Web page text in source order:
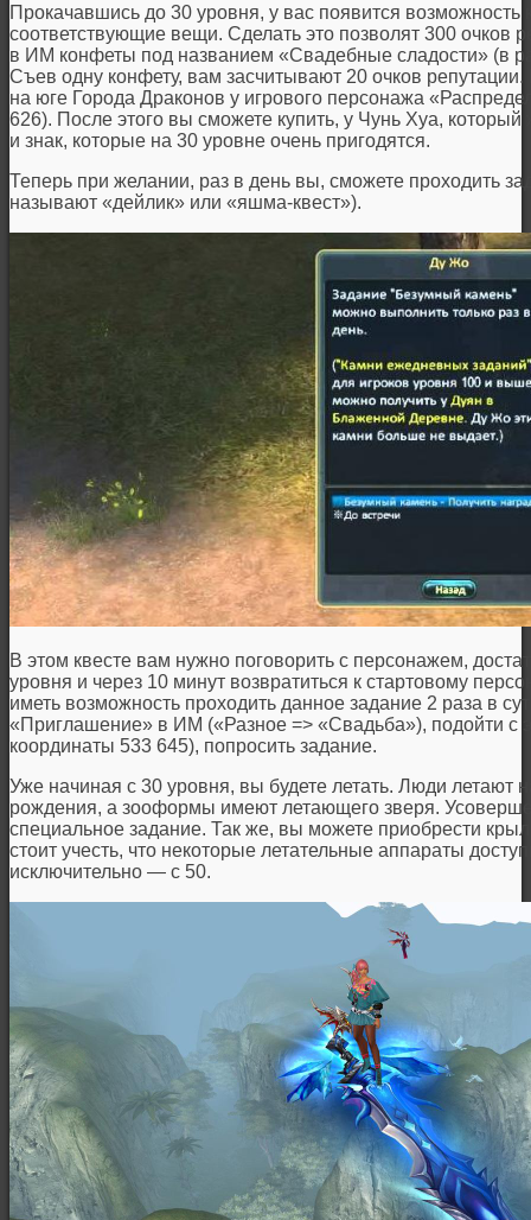
Прокачавшись до 30 уровня, у вас появится возможность
соответствующие вещи. Сделать это позволят 300 очков
в ИМ конфеты под названием «Свадебные сладости» (в
Съев одну конфету, вам засчитывают 20 очков
на юге Города Драконов у игрового персонажа
626). После этого вы сможете купить, у Чунь Хуа,
и знак, которые на 30 уровне очень пригодятся.
Теперь при желании, раз в день вы, сможете проходить
называют «дейлик» или «яшма-квест»).
В этом квесте вам нужно поговорить с персонажем,
уровня и через 10 минут возвратиться к стартовому
иметь возможность проходить данное задание 2 раза в
«Приглашение» в ИМ («Разное => «Свадьба»), подойти с
координаты 533 645), попросить задание.
Уже начиная с 30 уровня, вы будете летать. Люди летают
рождения, а зооформы имеют летающего зверя.
специальное задание. Так же, вы можете приобрести
стоит учесть, что некоторые летательные аппараты
исключительно — с 50.